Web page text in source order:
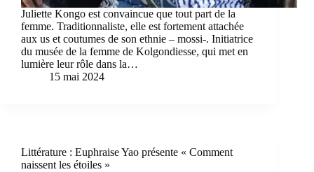
Juliette Kongo est convaincue que tout part de la
femme. Traditionnaliste, elle est fortement attachée
aux us et coutumes de son ethnie – mossi-. Initiatrice
du musée de la femme de Kolgondiesse, qui met en
lumière leur rôle dans la…
15 mai 2024
Littérature : Euphraise Yao présente « Comment
naissent les étoiles »